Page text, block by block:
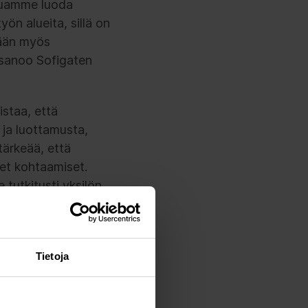
Tietoja
luoda
alueita, sillä on
myös
Sofigaten
että
luottamusta,
että
kohtaamiset.
tutkitusti yksilön
henkilöstöjohtaja